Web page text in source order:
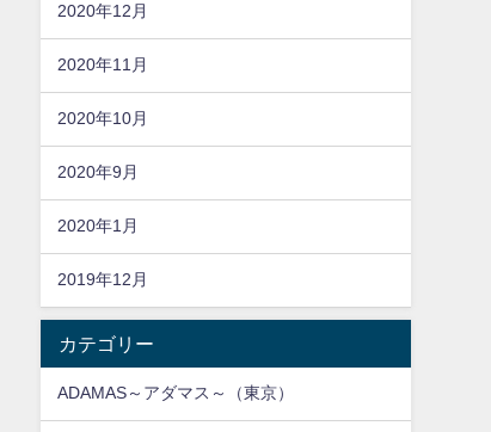
2020年12月
2020年11月
2020年10月
2020年9月
2020年1月
2019年12月
カテゴリー
ADAMAS～アダマス～（東京）